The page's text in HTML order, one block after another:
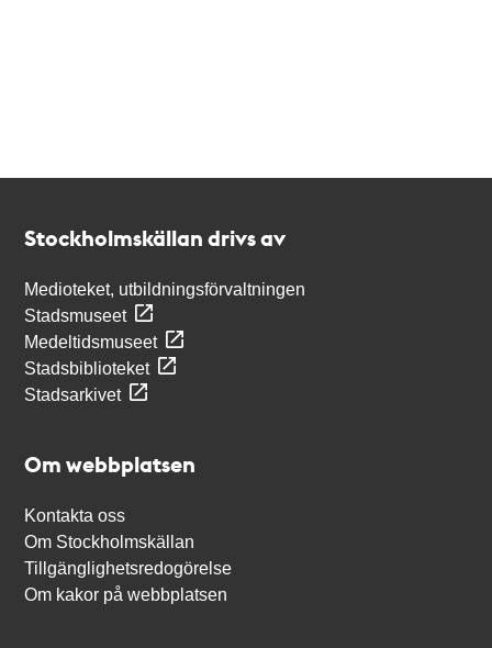
Stockholmskällan drivs av
Medioteket, utbildningsförvaltningen
Stadsmuseet
Medeltidsmuseet
Stadsbiblioteket
Stadsarkivet
Om webbplatsen
Kontakta oss
Om Stockholmskällan
Tillgänglighetsredogörelse
Om kakor på webbplatsen